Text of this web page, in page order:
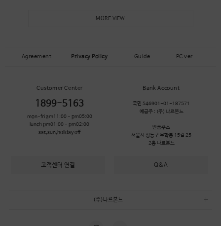
MORE VIEW
Agreement Privacy Policy Guide PC ver
Customer Center
1899-5163
mon-fri am11:00 - pm05:00
lunch pm01:00 - pm02:00
sat,sun,holiday off
Bank Account
국민 546901-01-187571
예금주 : (주) 나르본느
반품주소
서울시 성동구 무학봉 15길 25
2층 나르본느
고객센터 연결 Q&A
(주)나르본느